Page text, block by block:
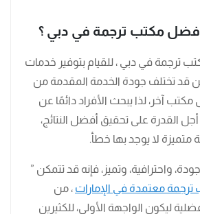
أفضل مكتب ترجمة في دبي ؟
ترجمة في دبي ، للقيام بتوفير خدمات
قد تختلف جودة الخدمة المقدمة من
آخر، لذا يبحث الأفراد دائمًا عن
القدرة على تحقيق أفضل النتائج،
لا يوجد بها خطأ.
واحترافية، وتميز، فإنه قد تتمكن ”
معتمدة في الإمارات ، من
ليكون الواجهة الأولى، للكثيرين